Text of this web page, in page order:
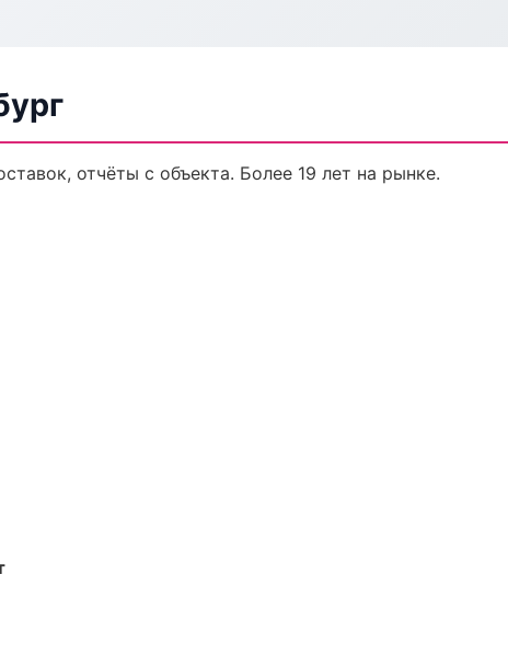
отчёты с объекта. Более 19 лет на рынке.